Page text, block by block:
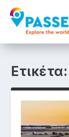
Ετικέτα: